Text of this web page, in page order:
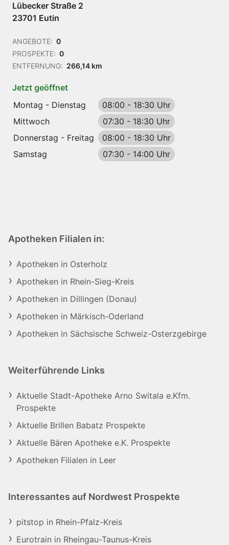
Lübecker Straße 2
23701 Eutin
ANGEBOTE: 0
PROSPEKTE: 0
ENTFERNUNG: 266,14 km
Jetzt geöffnet
Montag - Dienstag
08:00 - 18:30 Uhr
Mittwoch
07:30 - 18:30 Uhr
Donnerstag - Freitag
08:00 - 18:30 Uhr
Samstag
07:30 - 14:00 Uhr
Apotheken Filialen in:
Apotheken in Osterholz
Apotheken in Rhein-Sieg-Kreis
Apotheken in Dillingen (Donau)
Apotheken in Märkisch-Oderland
Apotheken in Sächsische Schweiz-Osterzgebirge
Weiterführende Links
Aktuelle Stadt-Apotheke Arno Switala e.Kfm.
Prospekte
Aktuelle Brillen Babatz Prospekte
Aktuelle Bären Apotheke e.K. Prospekte
Apotheken Filialen in Leer
Interessantes auf Nordwest Prospekte
pitstop in Rhein-Pfalz-Kreis
Eurotrain in Rheingau-Taunus-Kreis